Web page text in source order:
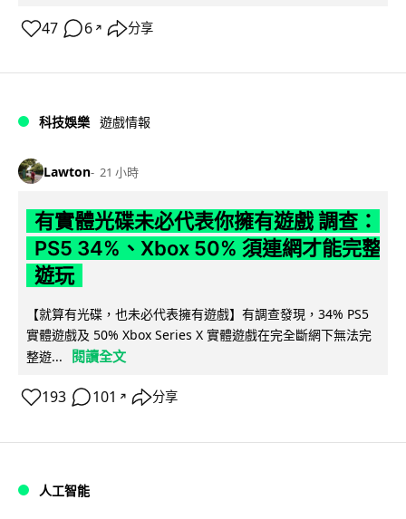
47 6 ↗ 分享
科技娛樂 遊戲情報
Lawton 21 小時
有實體光碟未必代表你擁有遊戲 調查：
PS5 34%、Xbox 50% 須連網才能完整
遊玩
【就算有光碟，也未必代表擁有遊戲】有調查發現，34% PS5
實體遊戲及 50% Xbox Series X 實體遊戲在完全斷網下無法完
整遊...
閱讀全文
193 101 ↗ 分享
人工智能